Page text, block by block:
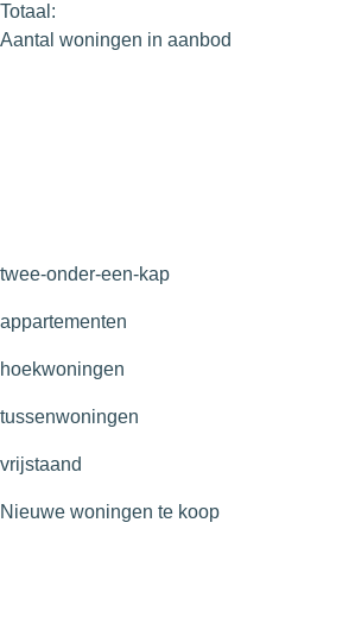
Totaal:
Aantal woningen in aanbod
twee-onder-een-kap
appartementen
hoekwoningen
tussenwoningen
vrijstaand
Nieuwe woningen te koop